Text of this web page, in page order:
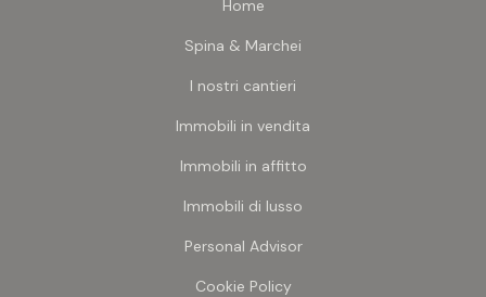
indicate, relative alle unità abitative, non sono
dunque superfici commerciali nette.
Home
Spina & Marchei
I nostri cantieri
Immobili in vendita
Immobili in affitto
Immobili di lusso
Personal Advisor
Cookie Policy